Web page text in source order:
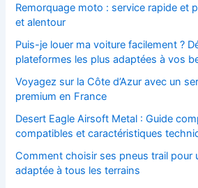
Remorquage moto : service rapide et
et alentour
Puis-je louer ma voiture facilement ?
plateformes les plus adaptées à vos
Voyagez sur la Côte d’Azur avec un
premium en France
Desert Eagle Airsoft Metal : Guide
compatibles et caractéristiques
Comment choisir ses pneus trail pour
adaptée à tous les terrains